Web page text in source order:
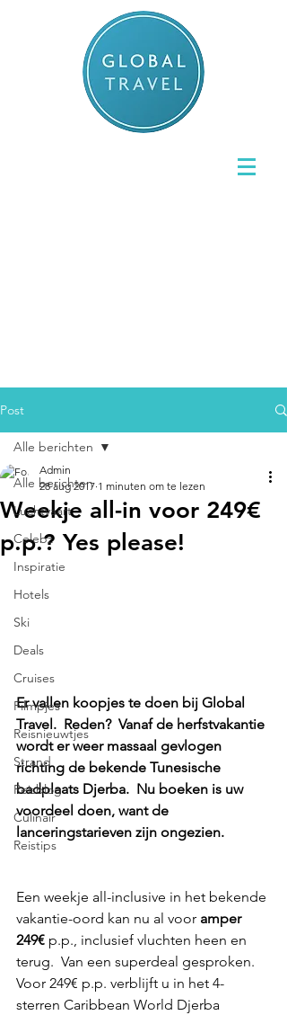
Post
Alle berichten
Luchtvaart
Celebz
Inspiratie
Hotels
Ski
Deals
Cruises
Filmpjes
Reisnieuwtjes
Strand
Reisblog
Culinair
Reistips
Alle berichten
Weekje all-in voor 249€
p.p.? Yes please!
Admin
28 aug 2017 1 minuten om te lezen
Er vallen koopjes te doen bij Global
Travel.  Reden?  Vanaf de herfstvakantie
wordt er weer massaal gevlogen
richting de bekende Tunesische
badplaats Djerba.  Nu boeken is uw
voordeel doen, want de
lanceringstarieven zijn ongezien.
Een weekje all-inclusive in het bekende
vakantie-oord kan nu al voor amper
249€ p.p., inclusief vluchten heen en
terug.  Van een superdeal gesproken.
Voor 249€ p.p. verblijft u in het 4-
sterren Caribbean World Djerba